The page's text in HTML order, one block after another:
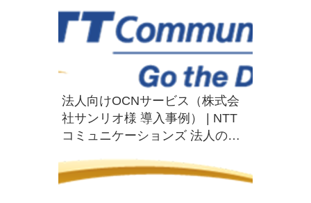
法人向けOCNサービス（株式会
社サンリオ様 導入事例） | NTT
コミュニケーションズ 法人のお